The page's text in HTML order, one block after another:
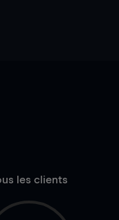
les clients